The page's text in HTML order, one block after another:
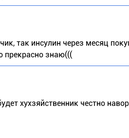
так инсулин через месяц
прекрасно знаю(((
хухзяйственник честно